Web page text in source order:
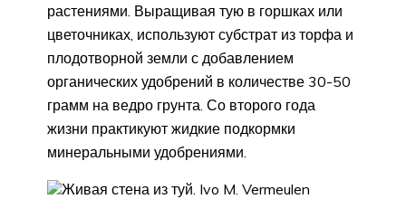
растениями. Выращивая тую в горшках или
цветочниках, используют субстрат из торфа и
плодотворной земли с добавлением
органических удобрений в количестве 30-50
грамм на ведро грунта. Со второго года
жизни практикуют жидкие подкормки
минеральными удобрениями.
Живая стена из туй. Ivo M. Vermeulen